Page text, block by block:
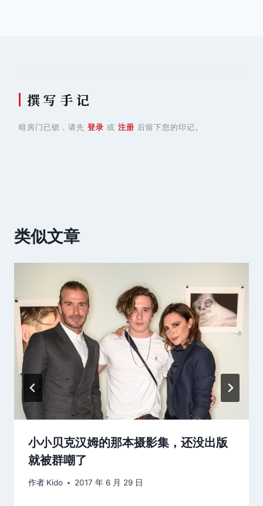
撰 写 手 记
暗房门已锁，请先 登录 或 注册 后留下您的印记。
类似文章
小小贝克汉姆的那本摄影集，还没出版
就被群嘲了
作者 Kido 2017 年 6 月 29 日